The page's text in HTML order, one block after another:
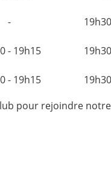
-
- 19h15
- 19h15
pour rejoindre